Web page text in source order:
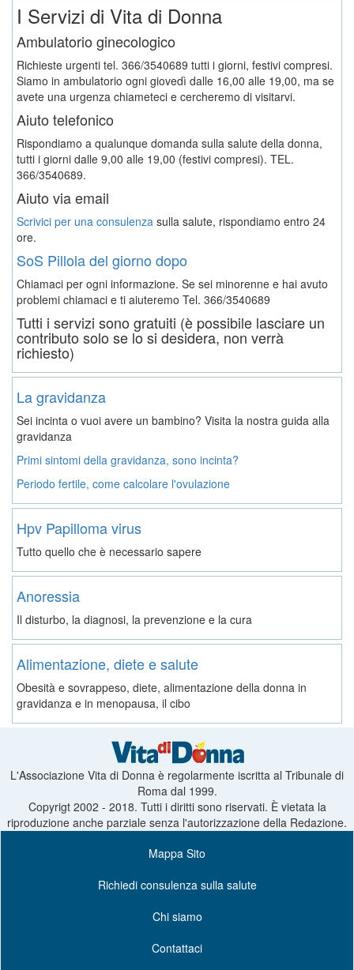
I Servizi di Vita di Donna
Ambulatorio ginecologico
Richieste urgenti tel. 366/3540689 tutti i giorni, festivi compresi.
Siamo in ambulatorio ogni giovedì dalle 16,00 alle 19,00, ma se
avete una urgenza chiameteci e cercheremo di visitarvi.
Aiuto telefonico
Rispondiamo a qualunque domanda sulla salute della donna,
tutti i giorni dalle 9,00 alle 19,00 (festivi compresi). TEL.
366/3540689.
Aiuto via email
Scrivici per una consulenza sulla salute, rispondiamo entro 24
ore.
SoS Pillola del giorno dopo
Chiamaci per ogni informazione. Se sei minorenne e hai avuto
problemi chiamaci e ti aiuteremo Tel. 366/3540689
Tutti i servizi sono gratuiti (è possibile lasciare un
contributo solo se lo si desidera, non verrà
richiesto)
La gravidanza
Sei incinta o vuoi avere un bambino? Visita la nostra guida alla
gravidanza
Primi sintomi della gravidanza, sono incinta?
Periodo fertile, come calcolare l'ovulazione
Hpv Papilloma virus
Tutto quello che è necessario sapere
Anoressia
Il disturbo, la diagnosi, la prevenzione e la cura
Alimentazione, diete e salute
Obesità e sovrappeso, diete, alimentazione della donna in
gravidanza e in menopausa, il cibo
L'Associazione Vita di Donna è regolarmente iscritta al Tribunale di
Roma dal 1999.
Copyrigt 2002 - 2018. Tutti i diritti sono riservati. È vietata la
riproduzione anche parziale senza l'autorizzazione della Redazione.
Mappa Sito
Richiedi consulenza sulla salute
Chi siamo
Contattaci